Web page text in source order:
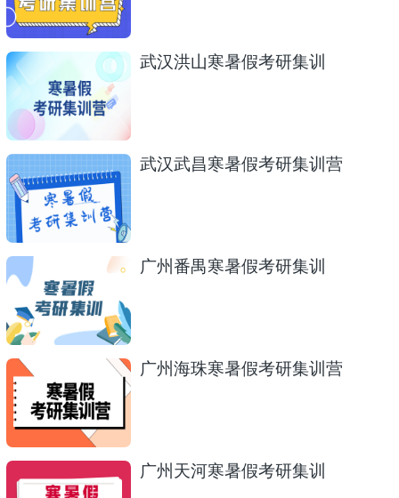
武汉洪山寒暑假考研集训
武汉武昌寒暑假考研集训营
广州番禺寒暑假考研集训
广州海珠寒暑假考研集训营
广州天河寒暑假考研集训